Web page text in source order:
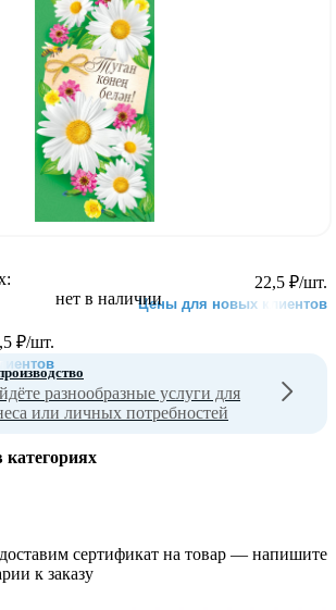
22,5 ₽/шт.
Цены для новых клиентов
нет в наличии
₽/шт.
разнообразные услуги для
или личных потребностей
категориях
сертификат на товар — напишите
к заказу